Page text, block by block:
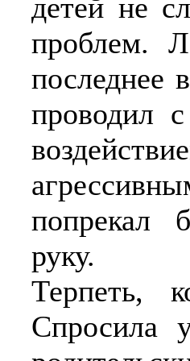
детей не
проблем.
последнее
проводил
попрекал
руку.
Терпеть,
Спросила